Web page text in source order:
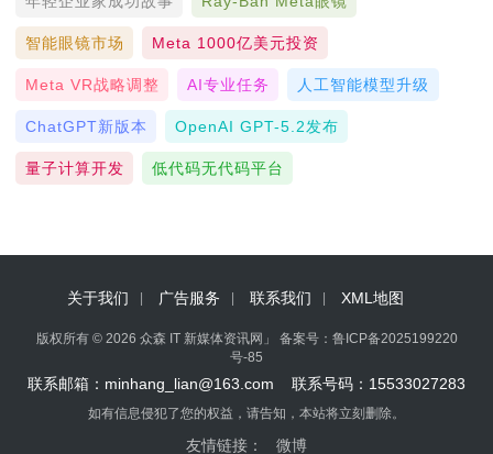
智能眼镜市场 Meta 1000亿美元投资
Meta VR战略调整 AI专业任务 人工智能模型升级
ChatGPT新版本 OpenAI GPT-5.2发布
量子计算开发 低代码无代码平台
关于我们 广告服务 联系我们 XML地图
版权所有 © 2026 众森 IT 新媒体资讯网」 备案号： 鲁ICP备2025199220
号-85
联系邮箱：minhang_lian@163.com 联系号码：15533027283
如有信息侵犯了您的权益，请告知，本站将立刻删除。
友情链接： 微博